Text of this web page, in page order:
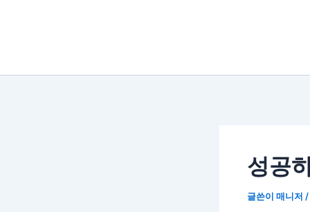
성공
글쓴이 매니저 /